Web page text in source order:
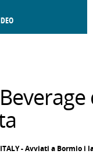
ITALY - Avviati a Bormio i